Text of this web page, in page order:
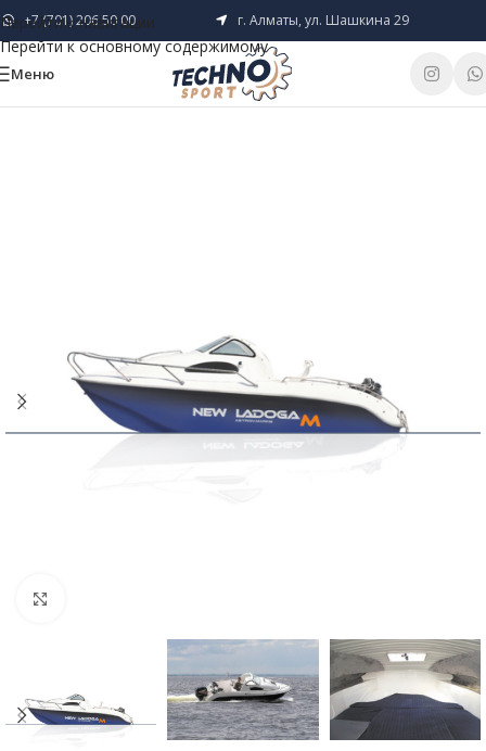
Перейти к навигации
Перейти к основному содержимому
+7 (701) 206 50 00 г. Алматы, ул. Шашкина 29
Меню